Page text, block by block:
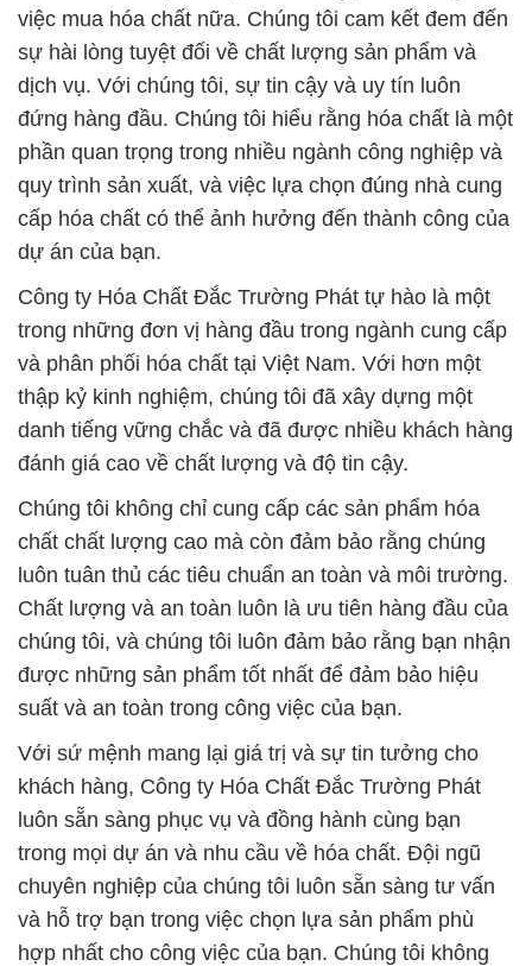
việc mua hóa chất nữa. Chúng tôi cam kết đem đến
sự hài lòng tuyệt đối về chất lượng sản phẩm và
dịch vụ. Với chúng tôi, sự tin cậy và uy tín luôn
đứng hàng đầu. Chúng tôi hiểu rằng hóa chất là một
phần quan trọng trong nhiều ngành công nghiệp và
quy trình sản xuất, và việc lựa chọn đúng nhà cung
cấp hóa chất có thể ảnh hưởng đến thành công của
dự án của bạn.
Công ty Hóa Chất Đắc Trường Phát tự hào là một
trong những đơn vị hàng đầu trong ngành cung cấp
và phân phối hóa chất tại Việt Nam. Với hơn một
thập kỷ kinh nghiệm, chúng tôi đã xây dựng một
danh tiếng vững chắc và đã được nhiều khách hàng
đánh giá cao về chất lượng và độ tin cậy.
Chúng tôi không chỉ cung cấp các sản phẩm hóa
chất chất lượng cao mà còn đảm bảo rằng chúng
luôn tuân thủ các tiêu chuẩn an toàn và môi trường.
Chất lượng và an toàn luôn là ưu tiên hàng đầu của
chúng tôi, và chúng tôi luôn đảm bảo rằng bạn nhận
được những sản phẩm tốt nhất để đảm bảo hiệu
suất và an toàn trong công việc của bạn.
Với sứ mệnh mang lại giá trị và sự tin tưởng cho
khách hàng, Công ty Hóa Chất Đắc Trường Phát
luôn sẵn sàng phục vụ và đồng hành cùng bạn
trong mọi dự án và nhu cầu về hóa chất. Đội ngũ
chuyên nghiệp của chúng tôi luôn sẵn sàng tư vấn
và hỗ trợ bạn trong việc chọn lựa sản phẩm phù
hợp nhất cho công việc của bạn. Chúng tôi không